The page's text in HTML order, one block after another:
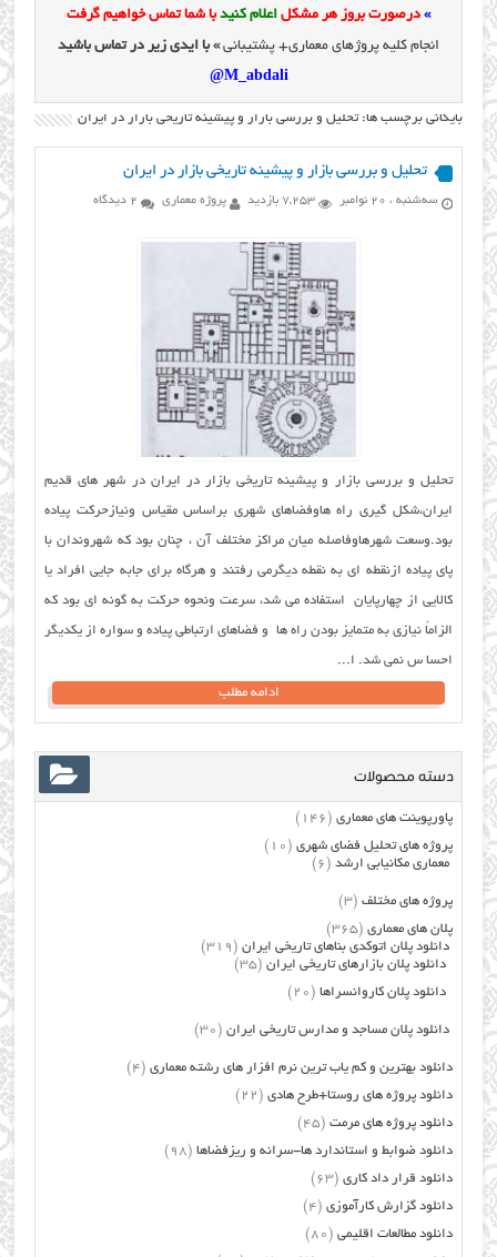
» درصورت بروز هر مشکل اعلام کنیدبا شما تماس خواهیم گرفت
انجام کلیه پروژهای معماری+ پشتیبانی» با ایدی زیر در تماس باشید
M_abdali@
بایگانی برچسب ها: تحلیل و بررسی بازار و پیشینه تاریخی بازار در ایران
تحلیل و بررسی بازار و پیشینه تاریخی بازار در ایران
سه‌شنبه ، 20 نوامبر 7,253 بازدید پروژه معماری 2 دیدگاه
تحلیل و بررسی بازار و پیشینه تاریخی بازار در ایران در شهر های قدیم
ایران،شکل گیری راه هاوفضاهای شهری براساس مقیاس ونیازحرکت پیاده
بود.وسعت شهرهاوفاصله میان مراکز مختلف آن ، چنان بود که شهروندان با
پای پیاده ازنقطه ای به نقطه دیگرمی رفتند و هرگاه برای جابه جایی افراد یا
کالایی از چهارپایان استفاده می شد، سرعت ونحوه حرکت به گونه ای بود که
الزاماً نیازی به متمایز بودن راه ها و فضاهای ارتباطی پیاده و سواره از یکدیگر
احسا س نمی شد. ا...
ادامه مطلب
دسته محصولات
پاورپوینت های معماری (146)
پروژه های تحلیل فضای شهری (10)
معماری مکانیابی ارشد (6)
پروژه های مختلف (3)
پلان های معماری (365)
دانلود پلان اتوکدی بناهای تاریخی ایران (319)
دانلود پلان بازارهای تاریخی ایران (35)
دانلود پلان کاروانسراها (20)
دانلود پلان مساجد و مدارس تاریخی ایران (30)
دانلود بهترین و کم یاب ترین نرم افزار های رشته معماری (4)
دانلود پروژه های روستا+طرح هادی (22)
دانلود پروژه های مرمت (45)
دانلود ضوابط و استاندارد ها-سرانه و ریزفضاها (98)
دانلود قرار داد کاری (63)
دانلود گزارش کارآموزی (4)
دانلود مطالعات اقلیمی (80)